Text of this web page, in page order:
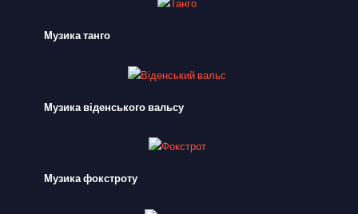
Музика танго
Музика віденського вальсу
Музика фокстроту